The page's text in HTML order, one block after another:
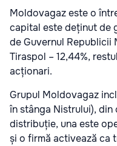
Moldovagaz este o
capital este deținut de
de Guvernul Republicii
Tiraspol – 12,44%,
acționari.
Grupul Moldovagaz
în stânga Nistrului), din
distribuție, una este
și o firmă activează ca